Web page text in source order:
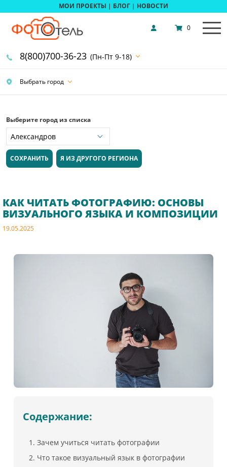
МОИ ПРОЕКТЫ | БЛОГ | НОВОСТИ
Выбрать город
8(800)700-36-23 (Пн-Пт 9-18)
0
Выберите город из списка
СОХРАНИТЬ Я ИЗ ДРУГОГО РЕГИОНА
КАК ЧИТАТЬ ФОТОГРАФИЮ: ОСНОВЫ
ВИЗУАЛЬНОГО ЯЗЫКА И КОМПОЗИЦИИ
19.05.2025
Содержание:
Зачем учиться читать фотографии
Что такое визуальный язык в фотографии